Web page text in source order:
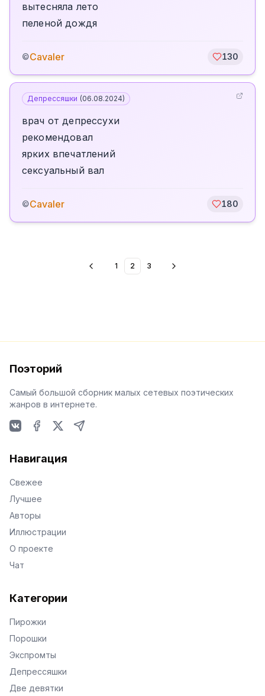
вытесняла лето
пеленой дождя
©Cavaler 130
Депрессяшки (06.08.2024)
врач от депрессухи
рекомендовал
ярких впечатлений
сексуальный вал
©Cavaler 180
1 2 3
Поэторий
Самый большой сборник малых сетевых поэтических
жанров в интернете.
Навигация
Свежее
Лучшее
Авторы
Иллюстрации
О проекте
Чат
Категории
Пирожки
Порошки
Экспромты
Депрессяшки
Две девятки